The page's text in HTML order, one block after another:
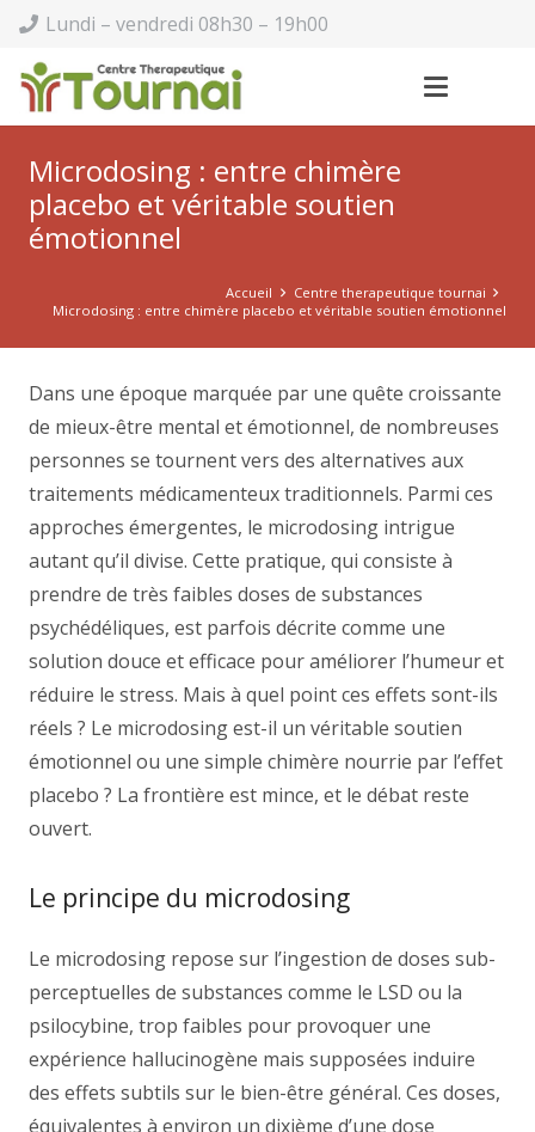
Lundi – vendredi 08h30 – 19h00
Microdosing : entre chimère
placebo et véritable soutien
émotionnel
Accueil
Centre therapeutique tournai
Microdosing : entre chimère placebo et véritable soutien émotionnel
Dans une époque marquée par une quête croissante
de mieux-être mental et émotionnel, de nombreuses
personnes se tournent vers des alternatives aux
traitements médicamenteux traditionnels. Parmi ces
approches émergentes, le microdosing intrigue
autant qu’il divise. Cette pratique, qui consiste à
prendre de très faibles doses de substances
psychédéliques, est parfois décrite comme une
solution douce et efficace pour améliorer l’humeur et
réduire le stress. Mais à quel point ces effets sont-ils
réels ? Le microdosing est-il un véritable soutien
émotionnel ou une simple chimère nourrie par l’effet
placebo ? La frontière est mince, et le débat reste
ouvert.
Le principe du microdosing
Le microdosing repose sur l’ingestion de doses sub-
perceptuelles de substances comme le LSD ou la
psilocybine, trop faibles pour provoquer une
expérience hallucinogène mais supposées induire
des effets subtils sur le bien-être général. Ces doses,
équivalentes à environ un dixième d’une dose